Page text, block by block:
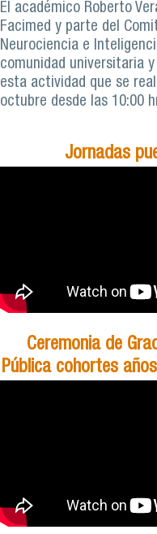
El académico Roberto
Facimed y parte del
Neurociencia e
comunidad universitaria
esta actividad que se
octubre desde las 10:00
Jornadas
Ceremonia de
Pública cohortes